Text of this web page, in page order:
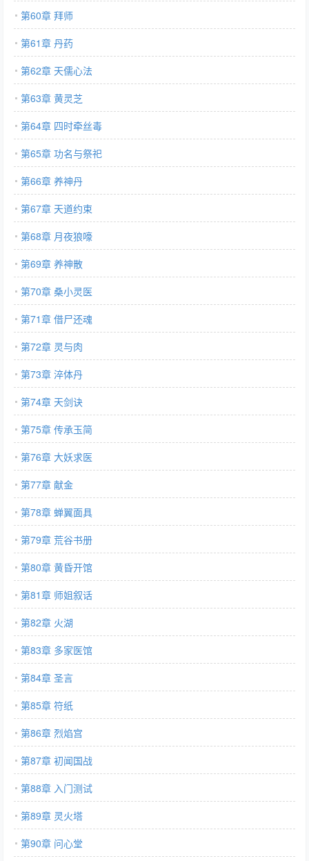
第60章 拜师
第61章 丹药
第62章 天儒心法
第63章 黄灵芝
第64章 四时牵丝毒
第65章 功名与祭祀
第66章 养神丹
第67章 天道约束
第68章 月夜狼嚎
第69章 养神散
第70章 桑小灵医
第71章 借尸还魂
第72章 灵与肉
第73章 淬体丹
第74章 天剑诀
第75章 传承玉简
第76章 大妖求医
第77章 献金
第78章 蝉翼面具
第79章 荒谷书册
第80章 黄昏开馆
第81章 师姐叙话
第82章 火湖
第83章 多家医馆
第84章 圣言
第85章 符纸
第86章 烈焰宫
第87章 初闻国战
第88章 入门测试
第89章 灵火塔
第90章 问心堂